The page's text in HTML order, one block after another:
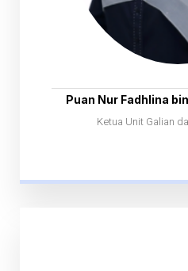
Puan Nur Fadhlina
Ketua Unit Galian